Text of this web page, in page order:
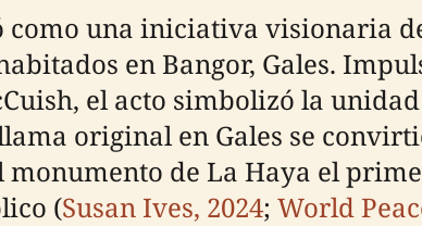
una iniciativa visionaria
en Bangor, Gales.
el acto simbolizó la
original en Gales se
de La Haya el
(Susan Ives, 2024; World